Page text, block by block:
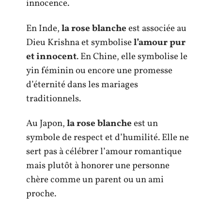
innocence.
En Inde,la rose blancheest associée au
Dieu Krishna et symbolisel’amour pur
et innocent. En Chine, elle symbolise le
yin féminin ou encore une promesse
d’éternité dans les mariages
traditionnels.
Au Japon,la rose blancheest un
symbole de respect et d’humilité. Elle ne
sert pas à célébrer l’amour romantique
mais plutôt à honorer une personne
chère comme un parent ou un ami
proche.